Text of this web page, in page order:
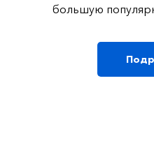
большую